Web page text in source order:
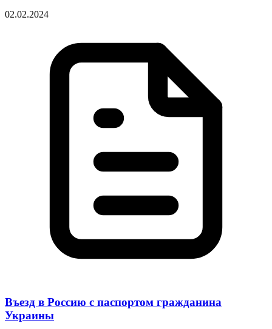
02.02.2024
Въезд в Россию с паспортом гражданина
Украины